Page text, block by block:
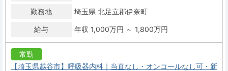
勤務地 埼玉県 北足立郡伊奈町
給与 年収 1,000万円 ～ 1,800万円
常勤
【埼玉県越谷市】呼吸器内科｜当直なし・オンコールなし可・新